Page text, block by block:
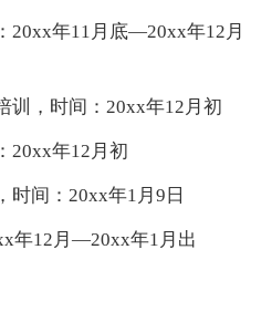
20xx年11月底—20xx年12月
训，时间：20xx年12月初
20xx年12月初
时间：20xx年1月9日
年12月—20xx年1月出